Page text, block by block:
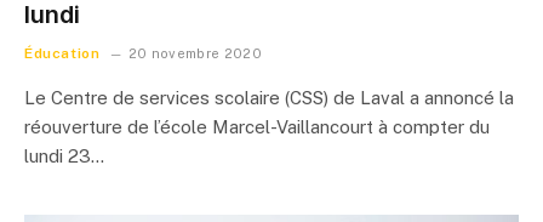
lundi
Éducation 20 novembre 2020
Le Centre de services scolaire (CSS) de Laval a annoncé la
réouverture de l’école Marcel-Vaillancourt à compter du
lundi 23…